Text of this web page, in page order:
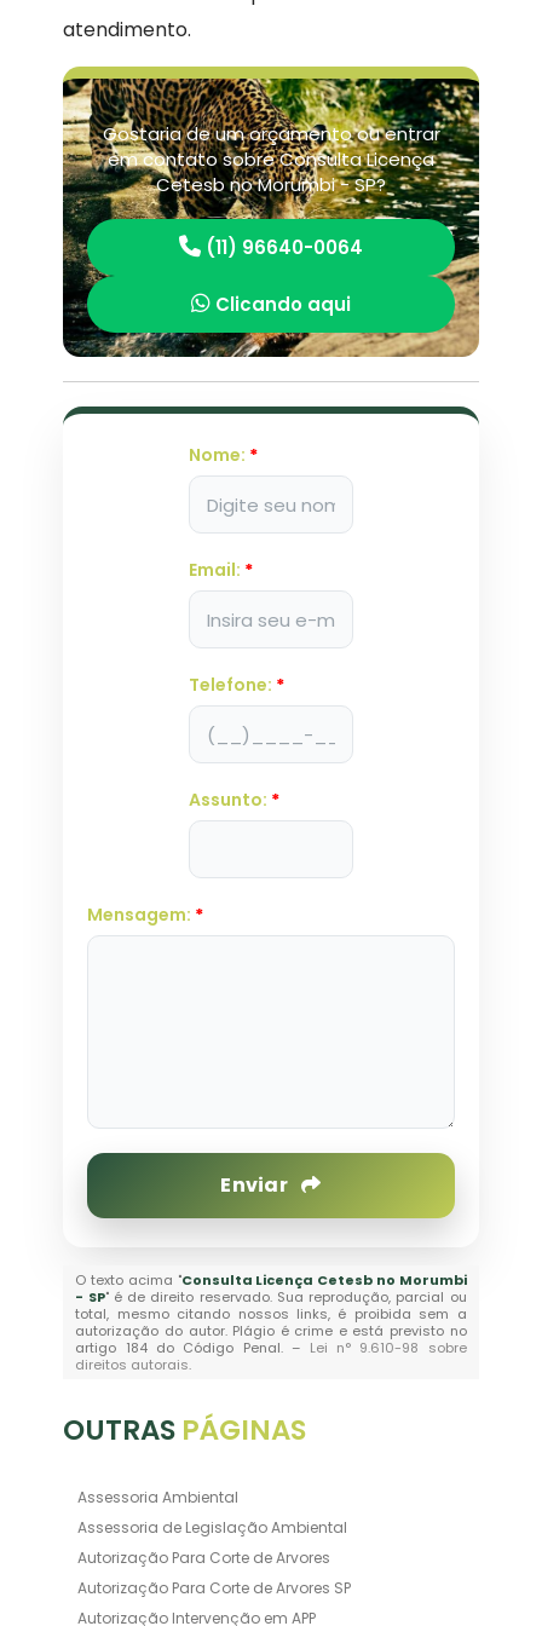
atendimento.
Gostaria de um orçamento ou entrar
em contato sobre Consulta Licença
Cetesb no Morumbi - SP?
(11) 96640-0064
Clicando aqui
Nome: *
Email: *
Telefone: *
Assunto: *
Mensagem: *
Enviar
O texto acima "Consulta Licença Cetesb no Morumbi
- SP" é de direito reservado. Sua reprodução, parcial ou
total, mesmo citando nossos links, é proibida sem a
autorização do autor. Plágio é crime e está previsto no
artigo 184 do Código Penal. – Lei n° 9.610-98 sobre
direitos autorais.
OUTRAS PÁGINAS
Assessoria Ambiental
Assessoria de Legislação Ambiental
Autorização Para Corte de Arvores
Autorização Para Corte de Arvores SP
Autorização Intervenção em APP